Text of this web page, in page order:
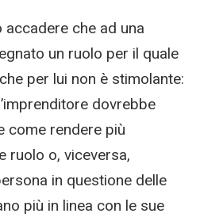
che ad una
un ruolo per il quale
per lui non è stimolante:
dovrebbe
come rendere più
ruolo o, viceversa,
in questione delle
più in linea con le sue